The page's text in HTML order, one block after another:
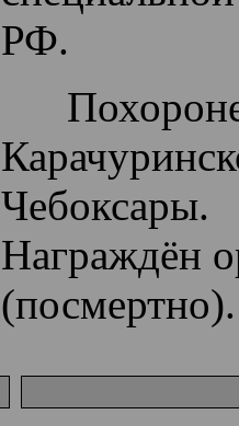
РФ.
Чебоксары.
Награждён
(посмертно).